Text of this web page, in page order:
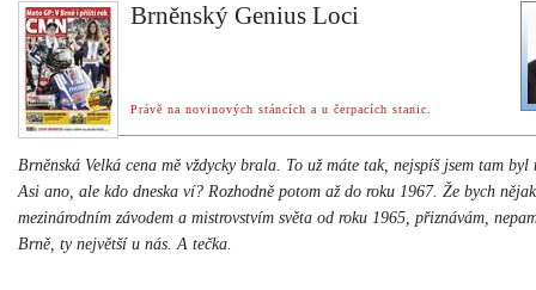
Brněnský Genius Loci
Právě na novinových stáncích a u čerpacích stanic.
Brněnská Velká cena mě vždycky brala. To už máte tak, nejspíš jsem tam
Asi ano, ale kdo dneska ví? Rozhodně potom až do roku 1967. Že bych
mezinárodním závodem a mistrovstvím světa od roku 1965, přiznávám,
Brně, ty největší u nás. A tečka.